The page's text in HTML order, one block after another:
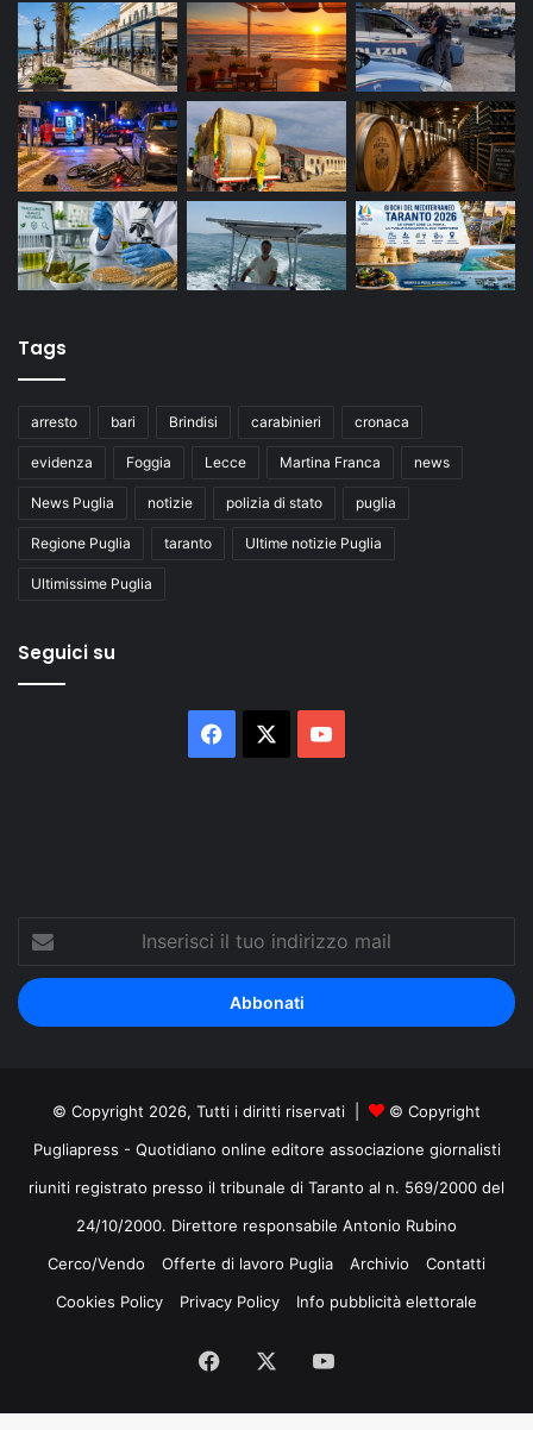
Tags
arresto bari Brindisi carabinieri cronaca
evidenza Foggia Lecce Martina Franca news
News Puglia notizie polizia di stato puglia
Regione Puglia taranto Ultime notizie Puglia
Ultimissime Puglia
Seguici su
Facebook
Inserisci
tuo
indirizzo
mail
© Copyright 2026, Tutti i diritti riservati |
© Copyright
Pugliapress - Quotidiano online editore associazione giornalisti
riuniti registrato presso il tribunale di Taranto al n. 569/2000 del
24/10/2000. Direttore responsabile Antonio Rubino
Cerco/Vendo
Offerte di lavoro Puglia Archivio
Contatti
Cookies Policy
Privacy Policy Info pubblicità elettorale
Facebook
Tube